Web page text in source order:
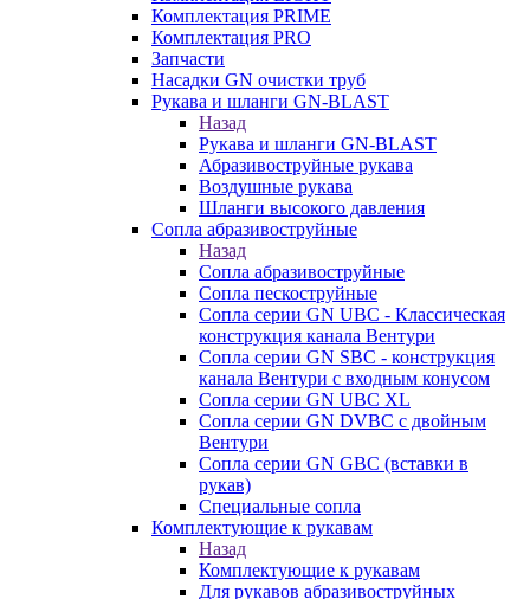
Комплектация PRIME
Комплектация PRO
Запчасти
Насадки GN очистки труб
Рукава и шланги GN-BLAST
Назад
Рукава и шланги GN-BLAST
Абразивоструйные рукава
Воздушные рукава
Шланги высокого давления
Сопла абразивоструйные
Назад
Сопла абразивоструйные
Сопла пескоструйные
Сопла серии GN UBC - Классическая
конструкция канала Вентури
Сопла серии GN SBC - конструкция
канала Вентури c входным конусом
Сопла серии GN UBC XL
Сопла серии GN DVBC с двойным
Вентури
Сопла серии GN GBC (вставки в
рукав)
Специальные сопла
Комплектующие к рукавам
Назад
Комплектующие к рукавам
Для рукавов абразивоструйных